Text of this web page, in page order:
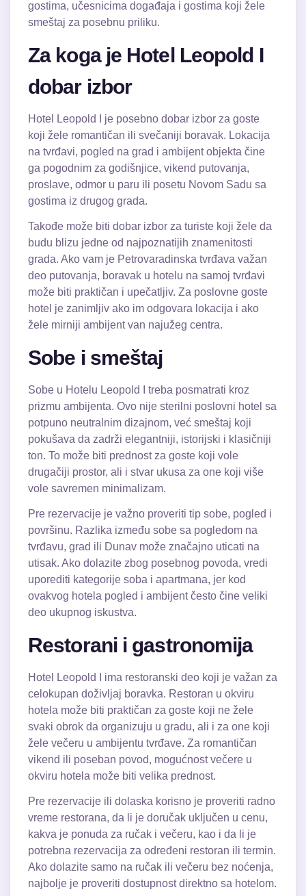
gostima, učesnicima događaja i gostima koji žele
smeštaj za posebnu priliku.
Za koga je Hotel Leopold I
dobar izbor
Hotel Leopold I je posebno dobar izbor za goste
koji žele romantičan ili svečaniji boravak. Lokacija
na tvrđavi, pogled na grad i ambijent objekta čine
ga pogodnim za godišnjice, vikend putovanja,
proslave, odmor u paru ili posetu Novom Sadu sa
gostima iz drugog grada.
Takođe može biti dobar izbor za turiste koji žele da
budu blizu jedne od najpoznatijih znamenitosti
grada. Ako vam je Petrovaradinska tvrđava važan
deo putovanja, boravak u hotelu na samoj tvrđavi
može biti praktičan i upečatljiv. Za poslovne goste
hotel je zanimljiv ako im odgovara lokacija i ako
žele mirniji ambijent van najužeg centra.
Sobe i smeštaj
Sobe u Hotelu Leopold I treba posmatrati kroz
prizmu ambijenta. Ovo nije sterilni poslovni hotel sa
potpuno neutralnim dizajnom, već smeštaj koji
pokušava da zadrži elegantniji, istorijski i klasičniji
ton. To može biti prednost za goste koji vole
drugačiji prostor, ali i stvar ukusa za one koji više
vole savremen minimalizam.
Pre rezervacije je važno proveriti tip sobe, pogled i
površinu. Razlika između sobe sa pogledom na
tvrđavu, grad ili Dunav može značajno uticati na
utisak. Ako dolazite zbog posebnog povoda, vredi
uporediti kategorije soba i apartmana, jer kod
ovakvog hotela pogled i ambijent često čine veliki
deo ukupnog iskustva.
Restorani i gastronomija
Hotel Leopold I ima restoranski deo koji je važan za
celokupan doživljaj boravka. Restoran u okviru
hotela može biti praktičan za goste koji ne žele
svaki obrok da organizuju u gradu, ali i za one koji
žele večeru u ambijentu tvrđave. Za romantičan
vikend ili poseban povod, mogućnost večere u
okviru hotela može biti velika prednost.
Pre rezervacije ili dolaska korisno je proveriti radno
vreme restorana, da li je doručak uključen u cenu,
kakva je ponuda za ručak i večeru, kao i da li je
potrebna rezervacija za određeni restoran ili termin.
Ako dolazite samo na ručak ili večeru bez noćenja,
najbolje je proveriti dostupnost direktno sa hotelom.